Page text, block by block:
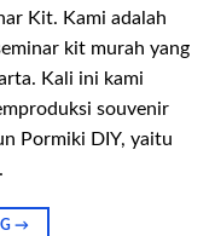
Kit. Kami adalah
kit murah yang
Kali ini kami
souvenir
Pormiki DIY, yaitu
→